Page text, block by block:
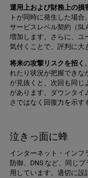
運用上および財務上の損
トが同時に発生した場合
サービスレベル契約（
増加します。さらに、ユ
気付くことで、評判に大
将来の攻撃リスクを招く
れたり状況が把握できな
が見抜くと、次回も同じ
があります。ダウンタイ
さではなく回復力を示す
泣きっ面に蜂
インターネット・インフ
防御、DNS など、同じ
用しています。適切に設